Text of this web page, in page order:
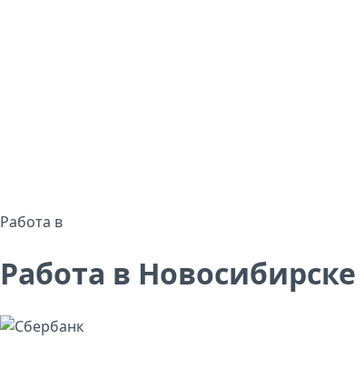
Работа в
Работа в Новосибирске